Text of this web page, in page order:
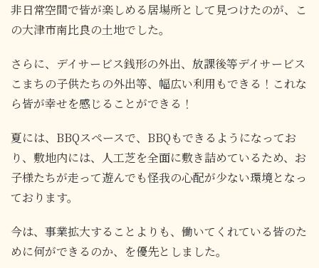
非日常空間で皆が楽しめる居場所として見つけたのが、こ
の大津市南比良の土地でした。
さらに、デイサービス銭形の外出、放課後等デイサービス
こまちの子供たちの外出等、幅広い利用もできる！これな
ら皆が幸せを感じることができる！
夏には、BBQスペースで、BBQもできるようになってお
り、敷地内には、人工芝を全面に敷き詰めているため、お
子様たちが走って遊んでも怪我の心配が少ない環境となっ
ております。
今は、事業拡大することよりも、働いてくれている皆のた
めに何ができるのか、を優先としました。